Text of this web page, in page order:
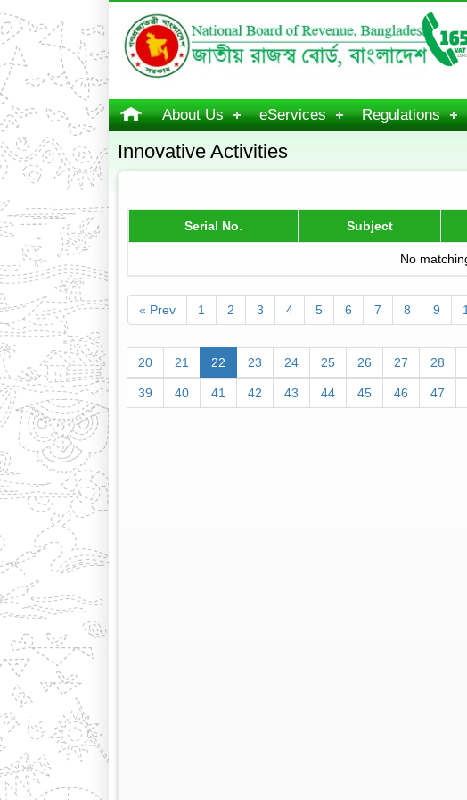
About Us eServices Regulations
Innovative Activities
Serial No. Subject
No
« Prev 1 2 3 4 5 6 7 8 9
20 21 22 23 24 25 26 27 28
39 40 41 42 43 44 45 46 47